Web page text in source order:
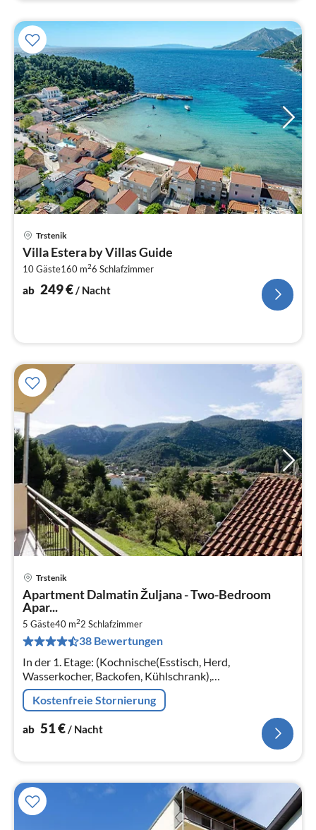
Trstenik
Villa Estera by Villas Guide
10 Gäste160 m26 Schlafzimmer
ab 249€/ Nacht
Trstenik
Apartment Dalmatin Žuljana - Two-Bedroom
Apar...
5 Gäste40 m22 Schlafzimmer
38 Bewertungen
In der 1. Etage: (Kochnische(Esstisch, Herd,
Wasserkocher, Backofen, Kühlschrank),
Schlafzimmer(Einzelbett, Französisches Bett, TV),
Schlafzimmer(Doppelbett)
Kostenfreie Stornierung
ab 51€/ Nacht